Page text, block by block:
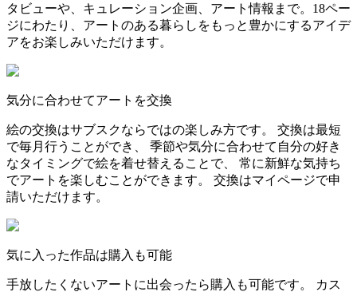
タビューや、キュレーション企画、アート情報まで。18ペー
ジにわたり、アートのある暮らしをもっと豊かにするアイデ
アをお楽しみいただけます。
気分に合わせてアートを交換
絵の交換はサブスクならではの楽しみ方です。 交換は最短
で毎月行うことができ、 季節や気分に合わせて自分の好き
なタイミングで絵を着せ替えることで、 常に新鮮な気持ち
でアートを楽しむことができます。 交換はマイページで申
請いただけます。
気に入った作品は購入も可能
手放したくないアートに出会ったら購入も可能です。 カス